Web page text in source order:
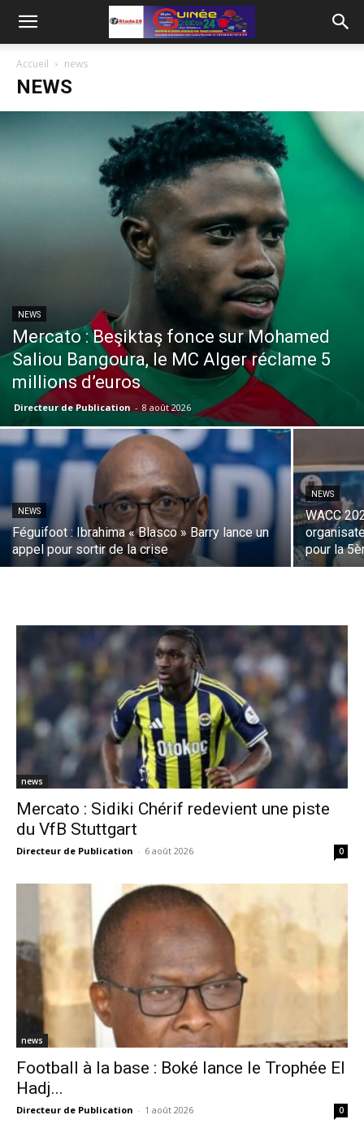
Accueil news
NEWS
NEWS
Mercato : Beşiktaş fonce sur Mohamed
Saliou Bangoura, le MC Alger réclame 5
millions d’euros
Directeur de Publication - 8 août 2026
NEWS
Féguifoot : Ibrahima « Blasco » Barry lance un
appel pour sortir de la crise
NEWS
WACC
pour la
news
Mercato : Sidiki Chérif redevient une piste
du VfB Stuttgart
Directeur de Publication - 6 août 2026 0
news
Football à la base : Boké lance le Trophée El
Hadj...
Directeur de Publication - 1 août 2026 0